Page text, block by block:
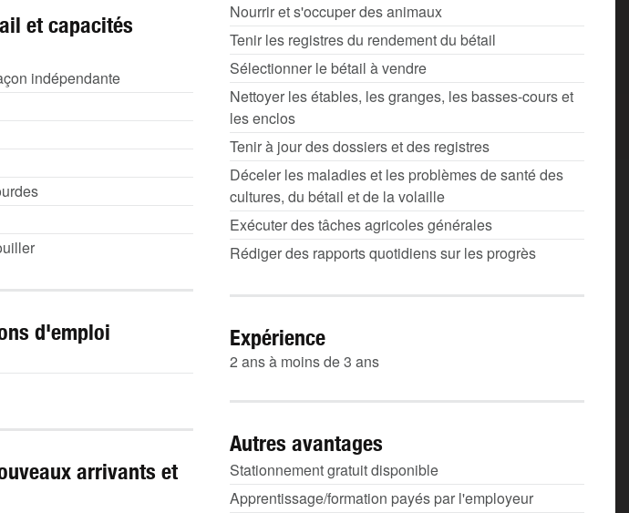
Nourrir et s'occuper des animaux
Tenir les registres du rendement du bétail
Sélectionner le bétail à vendre
Nettoyer les étables, les granges, les basses-cours et
les enclos
Tenir à jour des dossiers et des registres
Déceler les maladies et les problèmes de santé des
cultures, du bétail et de la volaille
Exécuter des tâches agricoles générales
Rédiger des rapports quotidiens sur les progrès
et capacités
indépendante
d'emploi Expérience
2 ans à moins de 3 ans
Autres avantages
Stationnement gratuit disponible
Apprentissage/formation payés par l'employeur
arrivants et